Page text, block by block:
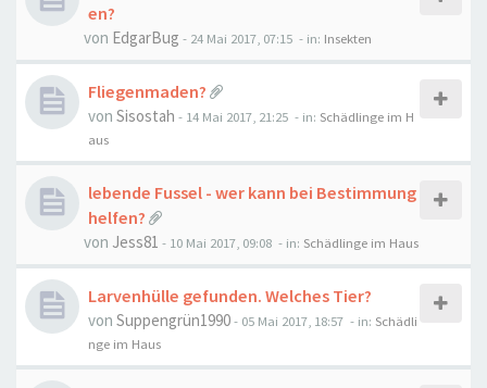
en?
von EdgarBug - 24 Mai 2017, 07:15 - in: Insekten
Fliegenmaden?
von Sisostah - 14 Mai 2017, 21:25 - in: Schädlinge im H
aus
lebende Fussel - wer kann bei Bestimmung
helfen?
von Jess81 - 10 Mai 2017, 09:08 - in: Schädlinge im Haus
Larvenhülle gefunden. Welches Tier?
von Suppengrün1990- 05 Mai 2017, 18:57 - in: Schädli
nge im Haus